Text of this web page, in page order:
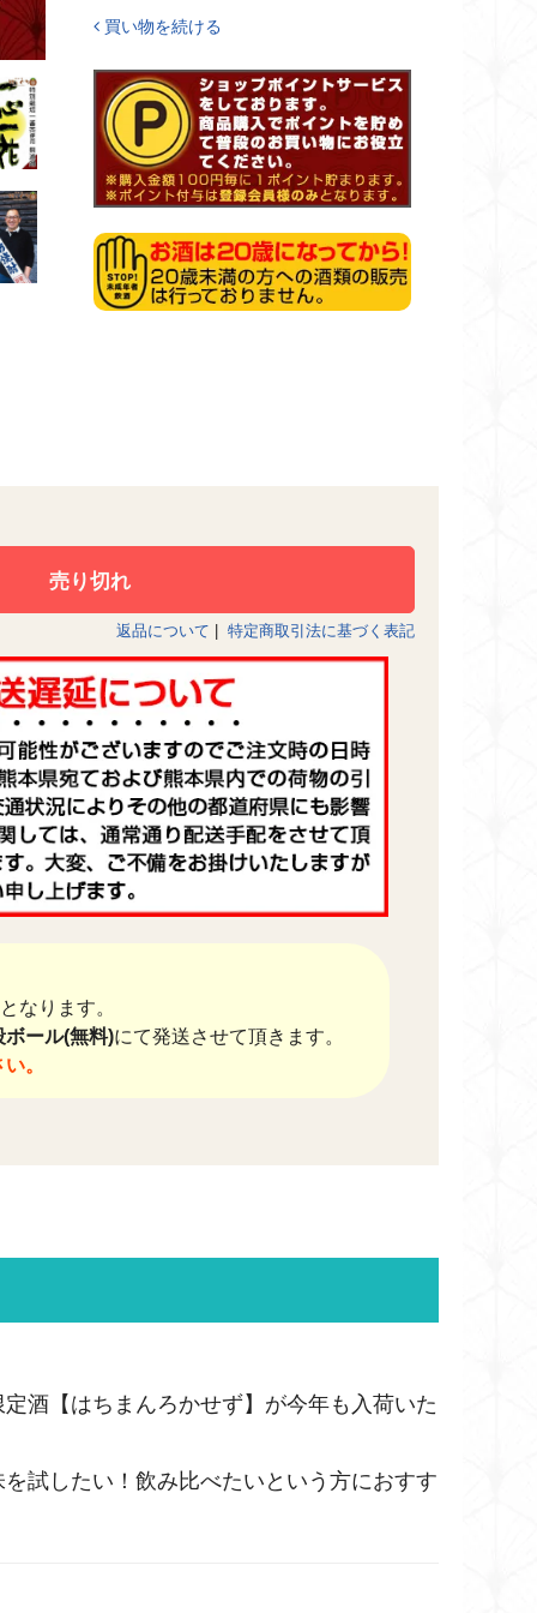
買い物を続ける
返品について 特定商取引法に基づく表記
なります。
ボール(無料)にて発送させて頂きます。
。
酒【はちまんろかせず】が今年も入荷いた
試したい！飲み比べたいという方におすす